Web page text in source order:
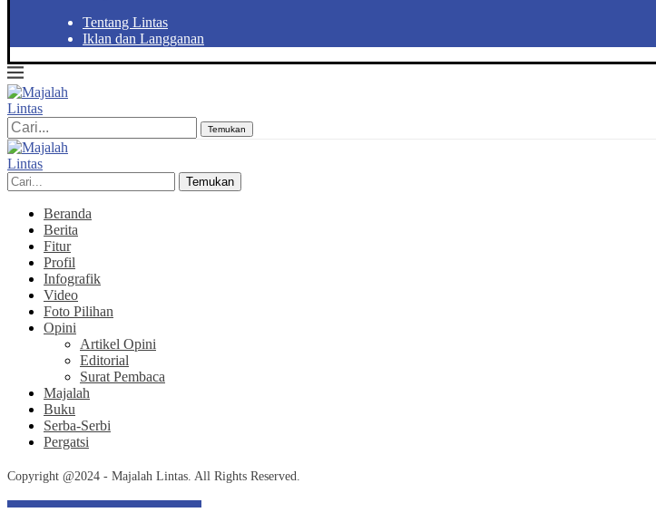
Tentang Lintas
Iklan dan Langganan
Temukan
Temukan
Beranda
Berita
Fitur
Profil
Infografik
Video
Foto Pilihan
Opini
Artikel Opini
Editorial
Surat Pembaca
Majalah
Buku
Serba-Serbi
Pergatsi
Copyright @2024 - Majalah Lintas. All Rights Reserved.